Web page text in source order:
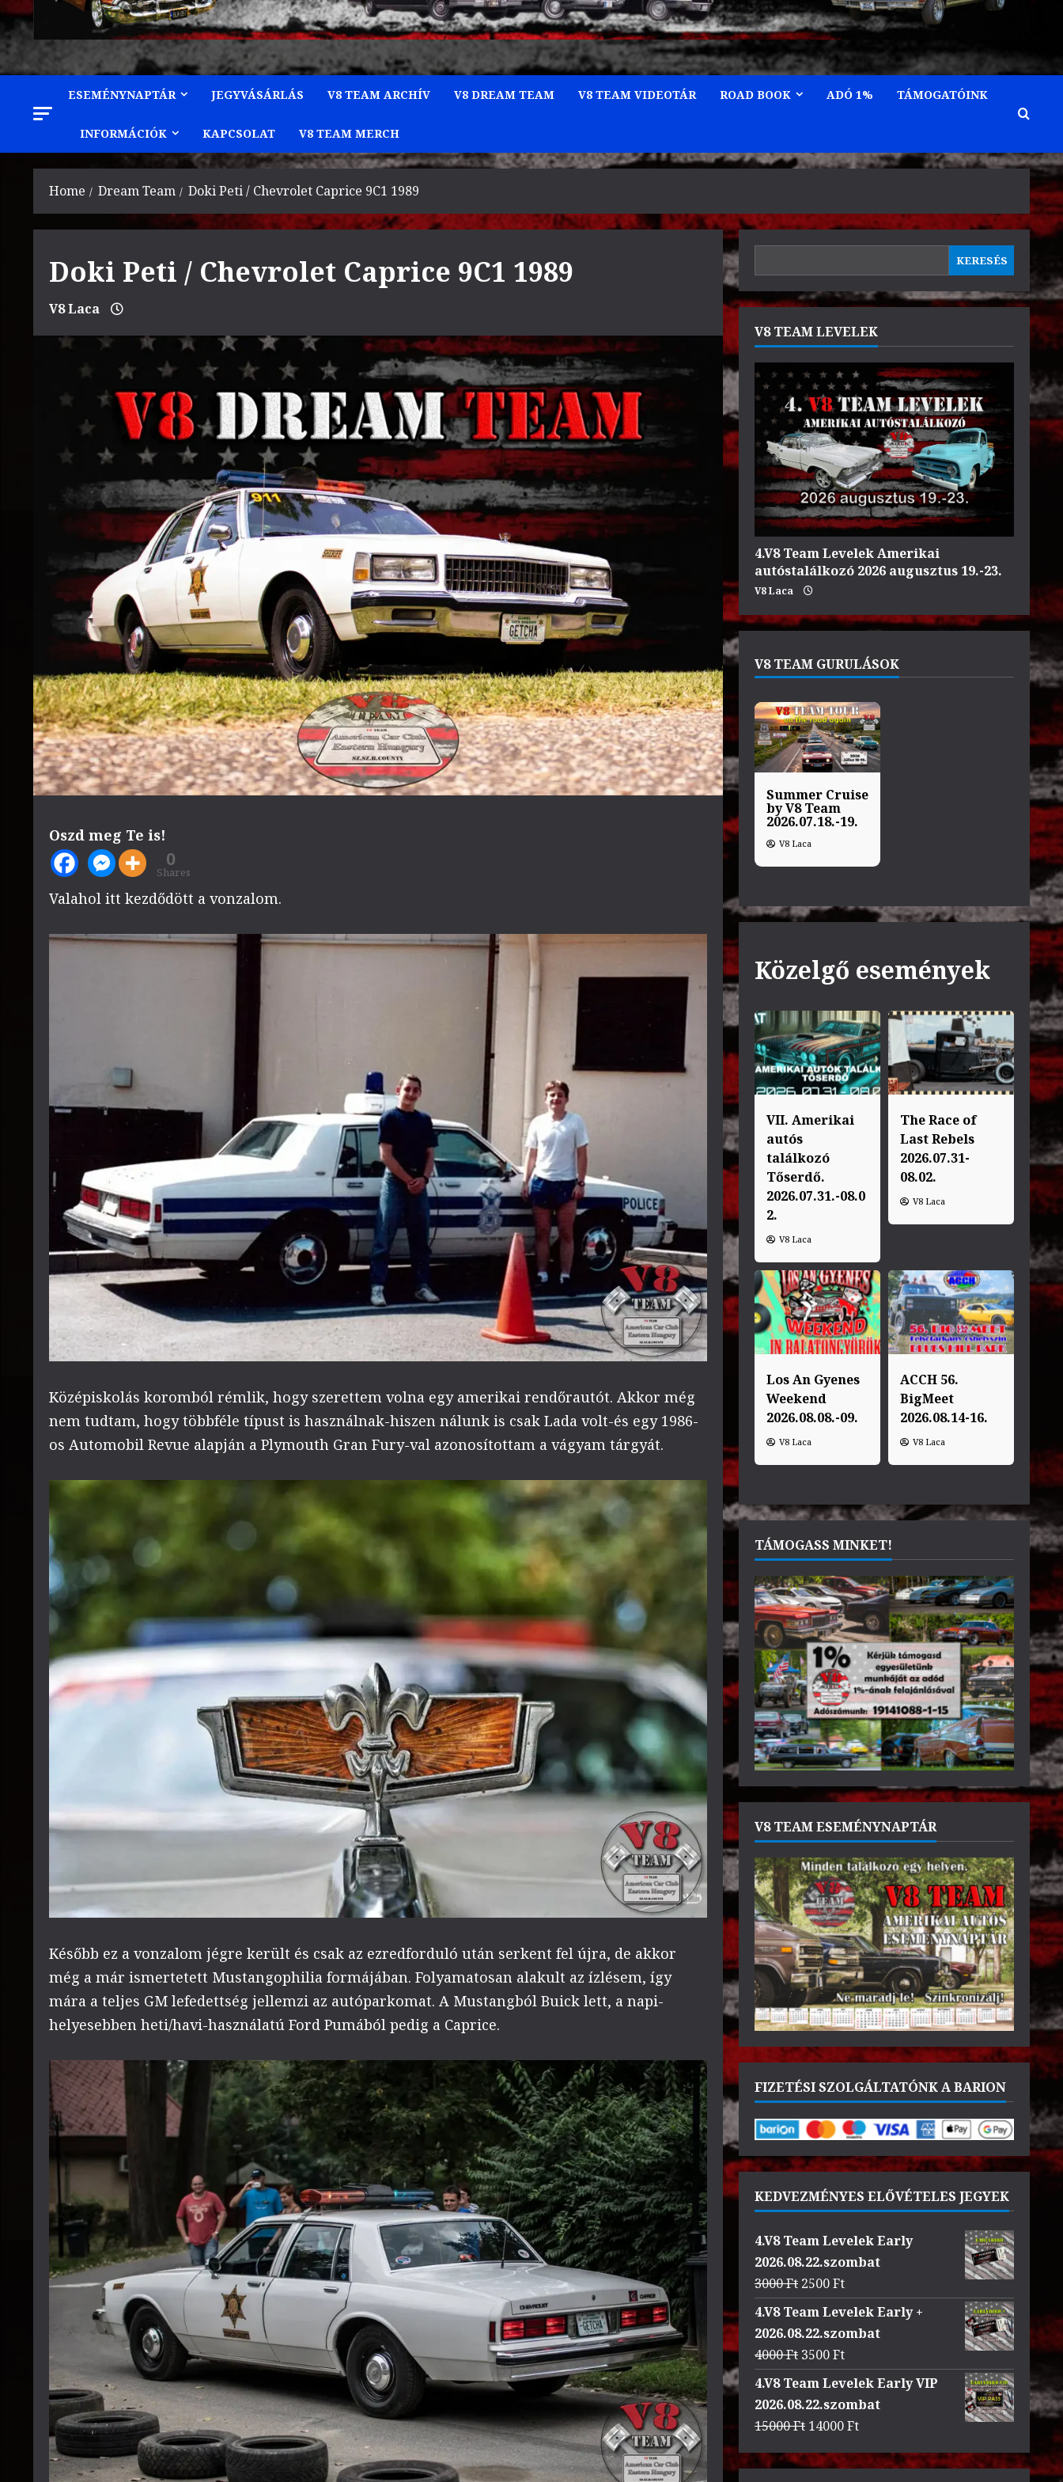
ESEMÉNYNAPTÁR JEGYVÁSÁRLÁS V8 TEAM ARCHÍV V8 DREAM TEAM V8 TEAM VIDEOTÁR ROAD BOOK ADÓ 1% TÁMOGATÓINK
INFORMÁCIÓK KAPCSOLAT V8 TEAM MERCH
Home Dream Team Doki Peti / Chevrolet Caprice 9C1 1989
Doki Peti / Chevrolet Caprice 9C1 1989
V8 Laca
Oszd meg Te is!
0
Shares
Valahol itt kezdődött a vonzalom.
Középiskolás koromból rémlik, hogy szerettem volna egy amerikai rendőrautót. Akkor még
nem tudtam, hogy többféle típust is használnak-hiszen nálunk is csak Lada volt-és egy 1986-
os Automobil Revue alapján a Plymouth Gran Fury-val azonosítottam a vágyam tárgyát.
Később ez a vonzalom jégre került és csak az ezredforduló után serkent fel újra, de akkor
még a már ismertetett Mustangophilia formájában. Folyamatosan alakult az ízlésem, így
mára a teljes GM lefedettség jellemzi az autóparkomat. A Mustangból Buick lett, a napi-
helyesebben heti/havi-használatú Ford Pumából pedig a Caprice.
KERESÉS
V8 TEAM LEVELEK
4.V8 Team Levelek Amerikai
autóstalálkozó 2026 augusztus 19.-23.
V8 Laca
V8 TEAM GURULÁSOK
Summer Cruise
by V8 Team
2026.07.18.-19.
V8 Laca
Közelgő események
VII. Amerikai
autós
találkozó
Tőserdő.
2026.07.31.-08.0
2.
V8 Laca
The Race of
Last Rebels
2026.07.31-
08.02.
V8 Laca
Los An Gyenes
Weekend
2026.08.08.-09.
V8 Laca
ACCH 56.
BigMeet
2026.08.14-16.
V8 Laca
TÁMOGASS MINKET!
V8 TEAM ESEMÉNYNAPTÁR
FIZETÉSI SZOLGÁLTATÓNK A BARION
KEDVEZMÉNYES ELŐVÉTELES JEGYEK
4.V8 Team Levelek Early
2026.08.22.szombat
3000Ft Original
price
was:
3000 Ft.
2500FtCurrent
price
4.V8 Team Levelek Early +
2026.08.22.szombat
4000Ft Original
price
was:
4000 Ft.
3500FtCurrent
price
3500 Ft.
4.V8 Team Levelek Early VIP
2026.08.22.szombat
15000Ft Original
was:
14000FtCurrent
is: